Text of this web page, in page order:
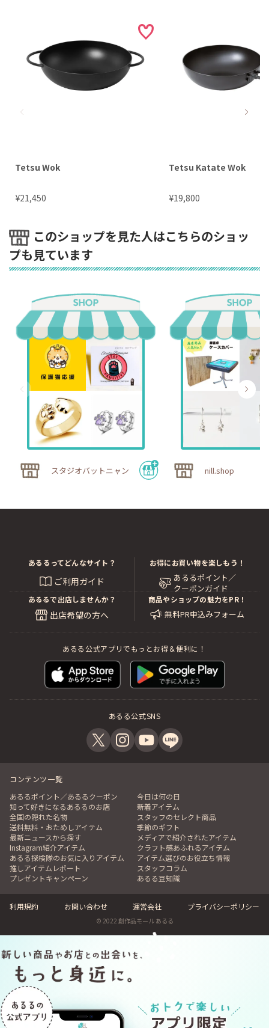
Tetsu Wok
¥21,450
Tetsu Katate Wok
¥19,800
このショップを見た人はこちらのショッ
プも見ています
スタジオバットニャン nill.shop
あるるってどんなサイト？
ご利用ガイド
お得にお買い物を楽しもう！
あるるポイント／
クーポンガイド
あるるで出店しませんか？
出店希望の方へ
商品やショップの魅力をPR！
無料PR申込みフォーム
あるる公式アプリでもっとお得＆便利に！
あるる公式SNS
コンテンツ一覧
あるるポイント／あるるクーポン
今日は何の日
知って好きになるあるるのお店
新着アイテム
全国の隠れた名物
スタッフのセレクト商品
送料無料・おためしアイテム
季節のギフト
最新ニュースから探す
メディアで紹介されたアイテム
Instagram紹介アイテム
クラフト感あふれるアイテム
あるる探検隊のお気に入りアイテム
アイテム選びのお役立ち情報
推しアイテムレポート
スタッフコラム
プレゼントキャンペーン
あるる豆知識
利用規約 お問い合わせ 運営会社 プライバシーポリシー
© 2022 創作品モール あるる